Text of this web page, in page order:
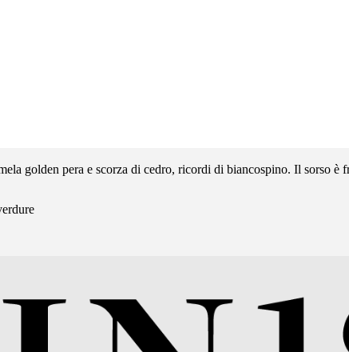
golden pera e scorza di cedro, ricordi di biancospino. Il sorso è